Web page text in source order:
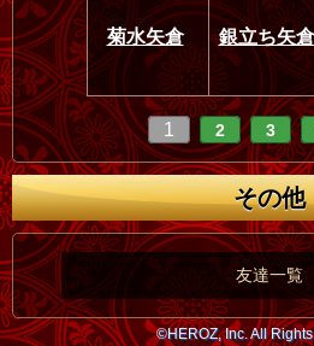
菊水矢倉 銀立ち矢倉
1 2 3
その他
友達一覧
©HEROZ, Inc. All